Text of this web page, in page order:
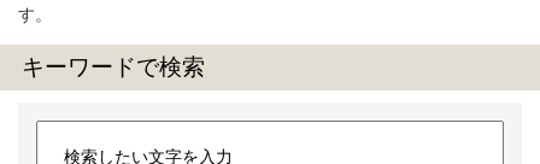
す。
キーワードで検索